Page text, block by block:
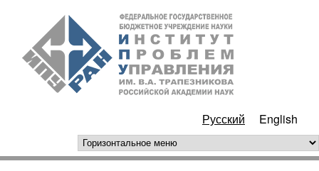
Перейти к основному
содержанию
РАН
Русский English
горизонтальное меню